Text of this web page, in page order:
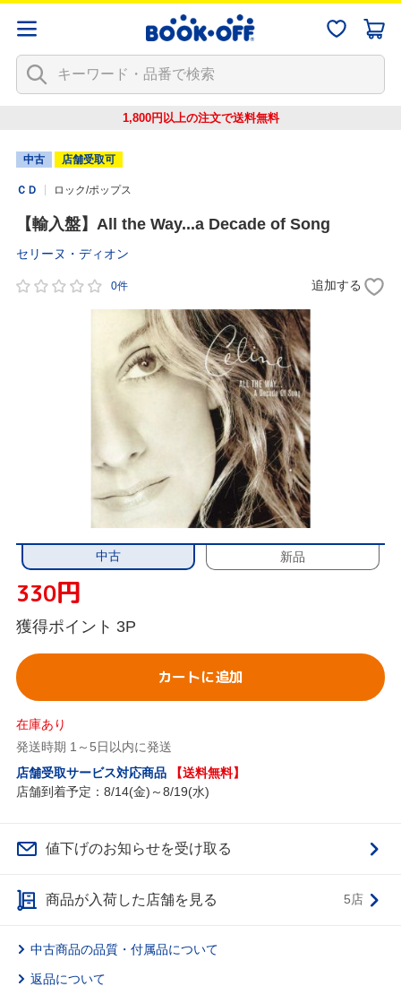
1,800円以上の注文で送料無料
中古 店舗受取可
ＣＤ ロック/ポップス
【輸入盤】All the Way...a Decade of Song
セリーヌ・ディオン
0件 追加する
中古 新品
330円
獲得ポイント 3P
カートに追加
在庫あり
発送時期 1～5日以内に発送
店舗受取サービス対応商品
【送料無料】
店舗到着予定：8/14(金)～8/19(水)
値下げのお知らせを受け取る
商品が入荷した店舗を見る 5店
中古商品の品質・付属品について
返品について